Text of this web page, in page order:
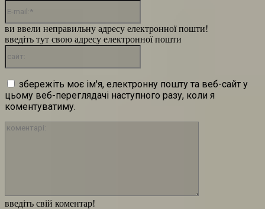
введіть свій коментар!
ви ввели неправильну адресу електронної пошти!
введіть тут свою адресу електронної пошти
збережіть моє ім'я, електронну пошту та веб-сайт у
цьому веб-переглядачі наступного разу, коли я
коментуватиму.